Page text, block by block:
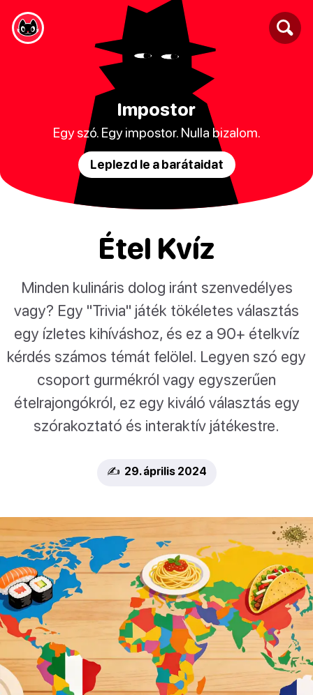
Impostor
Egy szó. Egy impostor. Nulla bizalom.
Leplezd le a barátaidat
Étel Kvíz
Minden kulináris dolog iránt szenvedélyes
vagy? Egy "Trivia" játék tökéletes választás
egy ízletes kihíváshoz, és ez a 90+ ételkvíz
kérdés számos témát felölel. Legyen szó egy
csoport gurmékról vagy egyszerűen
ételrajongókról, ez egy kiváló választás egy
szórakoztató és interaktív játékestre.
✍️ 29. április 2024